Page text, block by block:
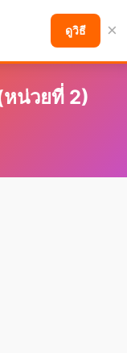
น่วยที่ 2)
ดูวิธี ×